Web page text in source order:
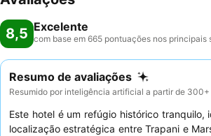
8,5 Excelente
com base em 665 pontuações nos principais
Resumo de avaliações
Resumido por inteligência artificial a partir de
Este hotel é um refúgio histórico tranquilo,
localização estratégica entre Trapani e